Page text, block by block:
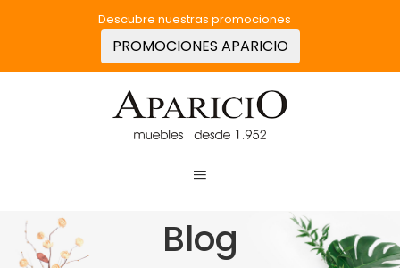
Descubre nuestras promociones
PROMOCIONES APARICIO
Blog